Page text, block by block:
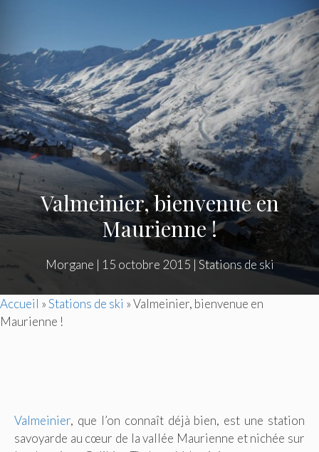
Valmeinier, bienvenue en
Maurienne !
Morgane | 15 octobre 2015 |Stations de ski
Accueil »Stations de ski »Valmeinier, bienvenue en
Maurienne !
Valmeinier, que l’on connaît déjà bien, est une station
savoyarde au cœur de la vallée Maurienne et nichée sur